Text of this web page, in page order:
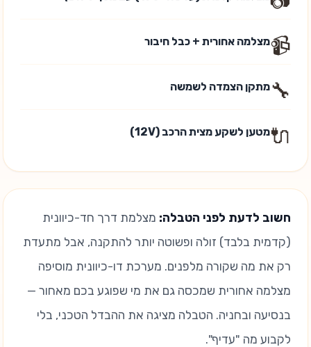
📹מצלמה אחורית + כבל חיבור
🔧מתקן הצמדה לשמשה
🔌מטען לשקע מצית הרכב (12V)
חשוב לדעת לפני הטבלה: מצלמת דרך חד-כיוונית
(קדמית בלבד) זולה ופשוטה יותר להתקנה, אבל מתעדת
רק את מה שקורה מלפנים. מערכת דו-כיוונית מוסיפה
מצלמה אחורית שמכסה גם את מי שפוגע בכם מאחור —
בנסיעה ובחניה. הטבלה מציגה את ההבדל הטכני, בלי
לקבוע מה "עדיף".